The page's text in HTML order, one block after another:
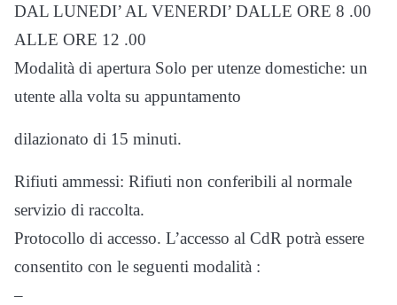
DAL LUNEDI’ AL VENERDI’ DALLE ORE 8 .00
ALLE ORE 12 .00
Modalità di apertura Solo per utenze domestiche: un
utente alla volta su appuntamento
dilazionato di 15 minuti.
Rifiuti ammessi: Rifiuti non conferibili al normale
servizio di raccolta.
Protocollo di accesso. L’accesso al CdR potrà essere
consentito con le seguenti modalità :
–